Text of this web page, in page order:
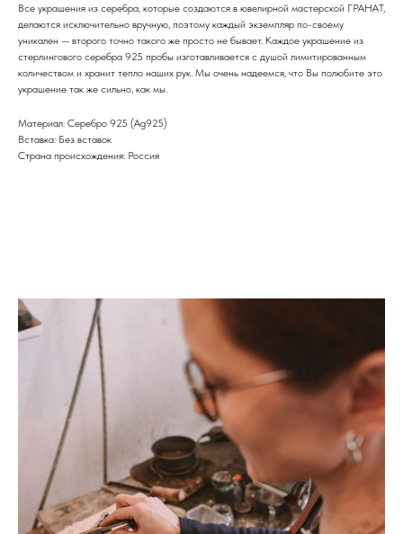
Все украшения из серебра, которые создаются в ювелирной мастерской ГРАНАТ,
делаются исключительно вручную, поэтому каждый экземпляр по-своему
уникален — второго точно такого же просто не бывает. Каждое украшение из
стерлингового серебра 925 пробы изготавливается с душой лимитированным
количеством и хранит тепло наших рук. Мы очень надеемся, что Вы полюбите это
украшение так же сильно, как мы.
Материал: Cеребро 925 (Ag925)
Вставка: Без вставок
Страна происхождения: Россия